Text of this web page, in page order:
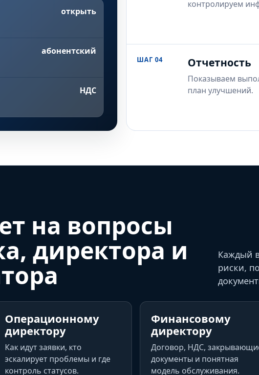
открыть
абонентский
НДС
контролируем
ШАГ 04 Отчетность
Показываем
план улучшений.
на вопросы
директора и
Каждый
риски,
Операционному
директору
Как идут заявки, кто
эскалирует проблемы и где
контроль статусов.
Финансовому
директору
Договор, НДС,
документы и понятная
модель обслуживания.